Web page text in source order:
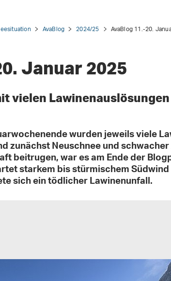
AvaBlog 2024/25 AvaBlog 11.-20.
Januar 2025
vielen
wurden jeweils viele
zunächst Neuschnee und
beitrugen, war es am Ende der
starkem bis stürmischem
sich ein tödlicher Lawinenunfall.